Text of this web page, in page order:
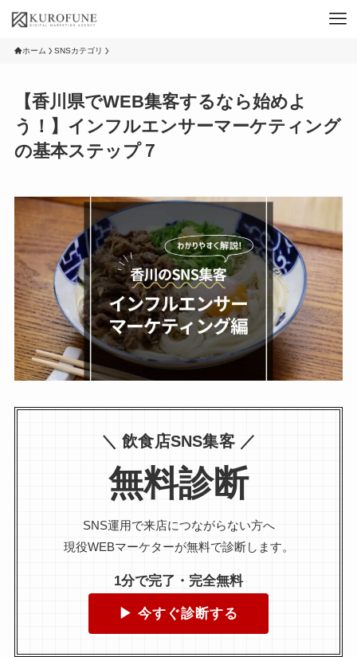
ホーム SNSカテゴリ
【香川県でWEB集客するなら始めよ
う！】インフルエンサーマーケティング
の基本ステップ７
＼ 飲食店SNS集客 ／
無料診断
SNS運用で来店につながらない方へ
現役WEBマーケターが無料で診断します。
1分で完了・完全無料
▶ 今すぐ診断する